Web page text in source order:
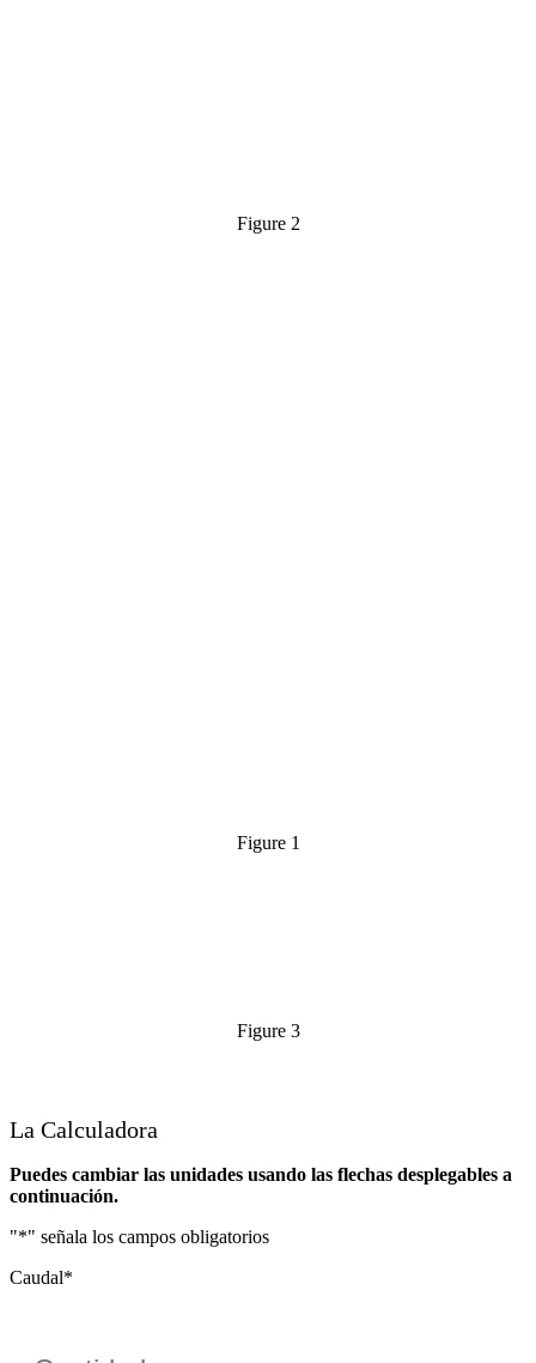
Figure 2
Figure 1
Figure 3
La Calculadora
Puedes cambiar las unidades usando las flechas desplegables a
continuación.
"*" señala los campos obligatorios
Caudal*